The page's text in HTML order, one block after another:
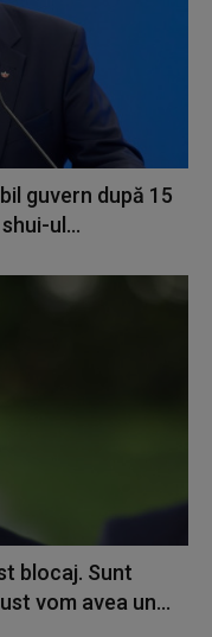
guvern după 15
ul...
blocaj. Sunt
vom avea un...